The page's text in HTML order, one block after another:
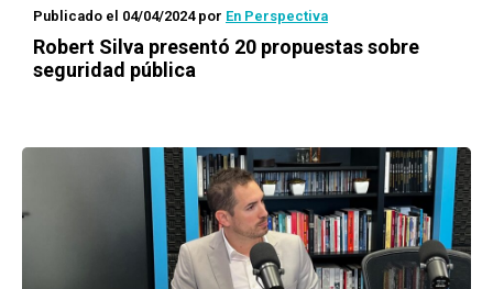
Publicado el 04/04/2024por En Perspectiva
Robert Silva presentó 20 propuestas sobre
seguridad pública